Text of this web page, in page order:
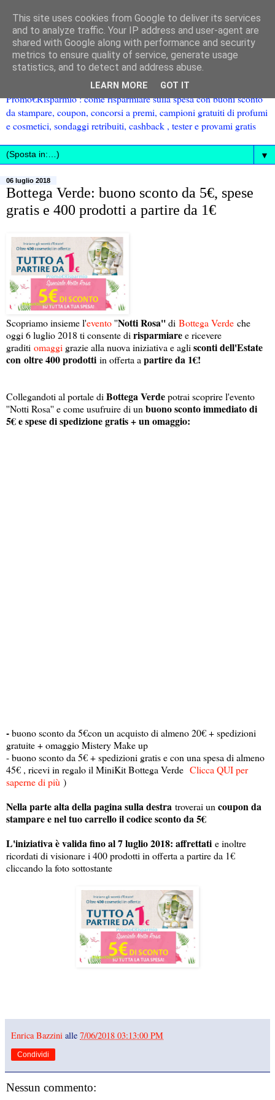
Promo€Risparmio : come risparmiare sulla spesa con buoni sconto
da stampare, coupon, concorsi a premi, campioni gratuiti di profumi
e cosmetici, sondaggi retribuiti, cashback , tester e provami gratis
▼
06 luglio 2018
Bottega Verde: buono sconto da 5€, spese
gratis e 400 prodotti a partire da 1€
Scopriamo insieme l'evento''Notti Rosa''di Bottega Verde che
oggi 6 luglio 2018 ti consente di risparmiaree ricevere
graditi omaggi grazie alla nuova iniziativa e agli sconti dell'Estate
con oltre 400 prodotti in offerta a partire da 1€!
Collegandoti al portale di Bottega Verdepotrai scoprire l'evento
''Notti Rosa'' e come usufruire di un buono sconto immediato di
5€ e spese di spedizione gratis + un omaggio:
-buono sconto da 5€con un acquisto di almeno 20€ + spedizioni
gratuite + omaggio Mistery Make up
- buono sconto da 5€ + spedizioni gratis e con una spesa di almeno
45€ , ricevi in regalo il MiniKit Bottega Verde Clicca QUI per
saperne di più )
Nella parte alta della pagina sulla destra troverai un coupon da
stampare e nel tuo carrello il codice sconto da 5€
L'iniziativa è valida fino al 7 luglio 2018: affrettati e inoltre
ricordati di visionare i 400 prodotti in offerta a partire da 1€
cliccando la foto sottostante
Enrica Bazzini alle 7/06/2018 03:13:00 PM
Condividi
Nessun commento:
This site uses cookies from Google to deliver its services
and to analyze traffic. Your IP address and user-agent are
shared with Google along with performance and security
metrics to ensure quality of service, generate usage
statistics, and to detect and address abuse.
LEARN MORE GOT IT